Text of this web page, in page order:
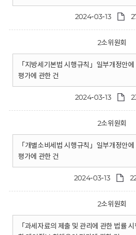
2024-03-13
2소위원회
「지방세기본법 시행규칙」일부개정안
평가에 관한 건
2024-03-13
2소위원회
「개별소비세법 시행규칙」일부개정안
평가에 관한 건
2024-03-13
2소위원회
「과세자료의 제출 및 관리에 관한 법률